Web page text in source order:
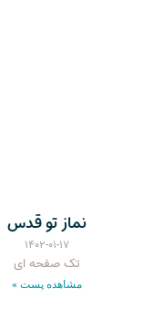
نماز تو قدس
۱۴۰۲-۰۱-۱۷
تک صفحه ای
مشاهده پست »